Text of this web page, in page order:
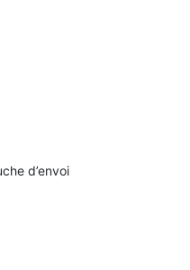
d’envoi